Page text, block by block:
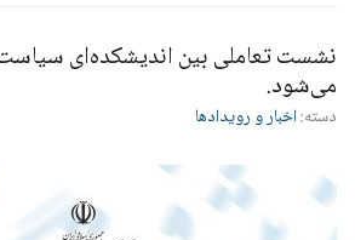
نشست تعاملی بین اندیشکده‌ای سیاست
می‌شود.
دسته:اخبار و رویدادها